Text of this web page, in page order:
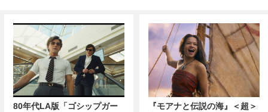
80年代LA版「ゴシップガー
『モアナと伝説の海』＜超＞